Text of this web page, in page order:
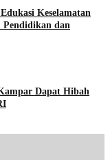
Keselamatan
Pendidikan dan
Dapat Hibah